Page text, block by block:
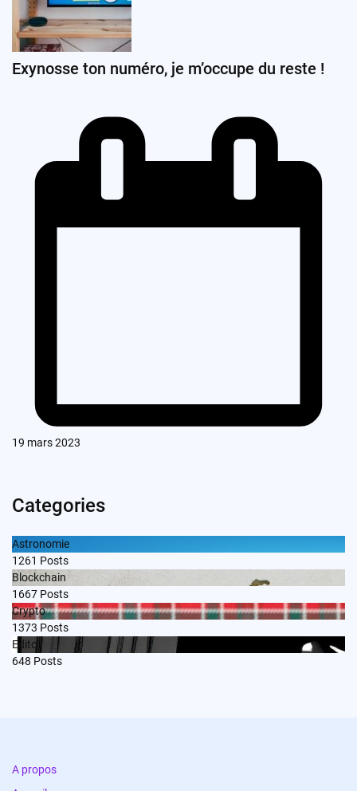
Exynosse ton numéro, je m’occupe du reste !
19 mars 2023
Categories
Astronomie
1261 Posts
Blockchain
1667 Posts
Crypto
1373 Posts
Edito
648 Posts
A propos